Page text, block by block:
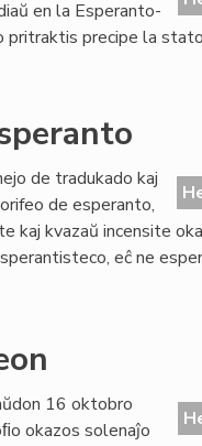
en la Esperanto-
pritraktis precipe la
de tradukado kaj
de esperanto,
kaj kvazaŭ incensite
eĉ ne
16 oktobro
okazos solenaĵo